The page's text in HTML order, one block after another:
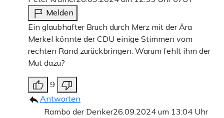
Melden
Ein glaubhafter Bruch durch Merz mit der Ära
Merkel könnte der CDU einige Stimmen vom
rechten Rand zurückbringen. Warum fehlt ihm der
Mut dazu?
9
Antworten
Rambo der Denker26.09.2024 um 13:04 Uhr